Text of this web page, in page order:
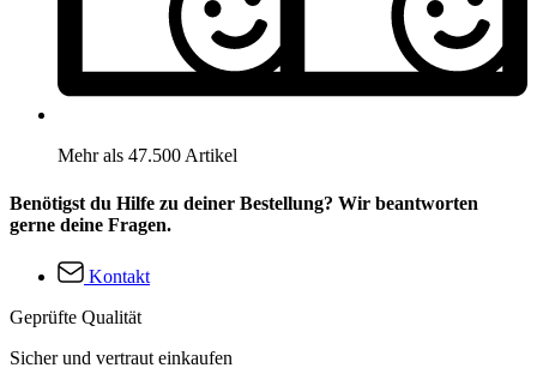
Mehr als 47.500 Artikel
Benötigst du Hilfe zu deiner Bestellung? Wir beantworten
gerne deine Fragen.
Kontakt
Geprüfte Qualität
Sicher und vertraut einkaufen